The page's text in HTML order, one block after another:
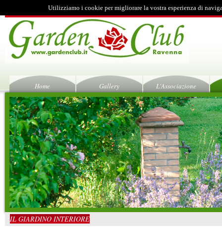
Utilizziamo i cookie per migliorare la vostra esperienza di
Home Gallery L'Associazione
IL GIARDINO INTERIORE